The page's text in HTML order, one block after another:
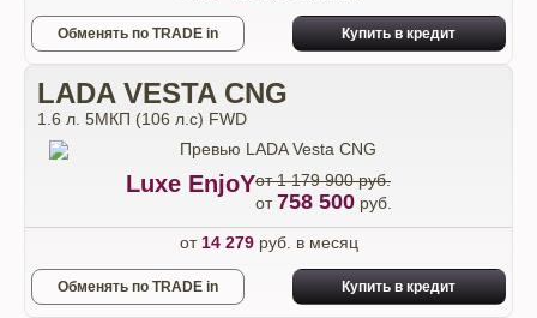
Обменять по TRADE in Купить в кредит
LADA VESTA CNG
1.6 л. 5МКП (106 л.с) FWD
Luxe EnjoYот 1 179 900 руб.
от758 500 руб.
от 14 279руб. в месяц
Обменять по TRADE in Купить в кредит